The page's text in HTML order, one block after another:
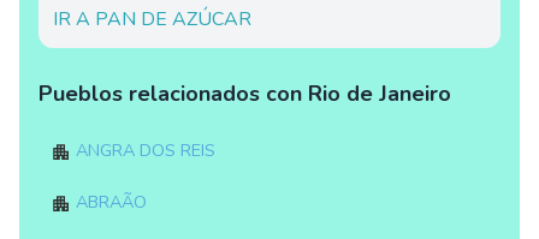
IR A PAN DE AZÚCAR
Pueblos relacionados con Rio de Janeiro
Angra dos Reis
Abraão